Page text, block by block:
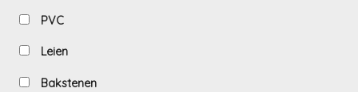
PVC
Leien
Bakstenen